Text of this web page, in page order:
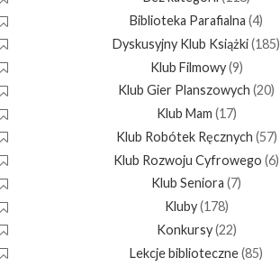
Biblioteka Parafialna (4)
Dyskusyjny Klub Książki(185)
Klub Filmowy(9)
Klub Gier Planszowych (20)
Klub Mam (17)
Klub Robótek Ręcznych (57)
Klub Rozwoju Cyfrowego (6)
Klub Seniora (7)
Kluby(178)
Konkursy(22)
Lekcje biblioteczne(85)